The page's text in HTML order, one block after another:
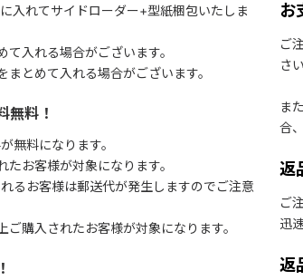
入れてサイドローダー+型紙梱包いたしま
入れる場合がございます。
とめて入れる場合がございます。
無料！
無料になります。
お客様が対象になります。
るお客様は郵送代が発生しますのでご注意
購入されたお客様が対象になります。
お
ご
さい
ま
合
返
ご
迅
返